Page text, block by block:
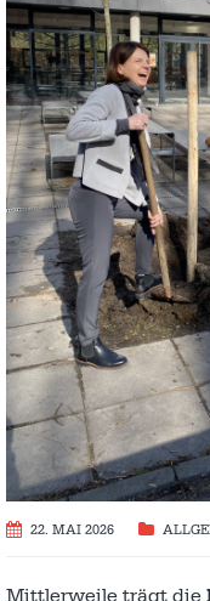
22. MAI 2026
Mittlerweile trägt die